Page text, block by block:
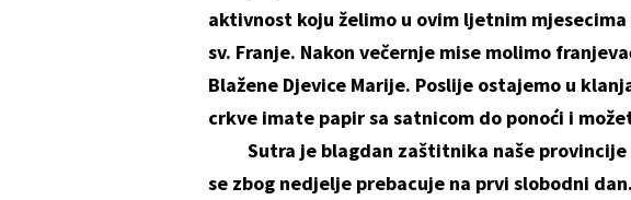
aktivnost koju želimo u ovim ljetnim mjesecima
sv. Franje. Nakon večernje mise molimo
Blažene Djevice Marije. Poslije ostajemo u
crkve imate papir sa satnicom do ponoći i
Sutra je blagdan zaštitnika naše provincije
se zbog nedjelje prebacuje na prvi slobodni